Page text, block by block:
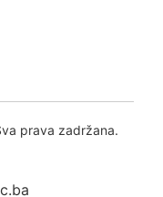
prava zadržana.